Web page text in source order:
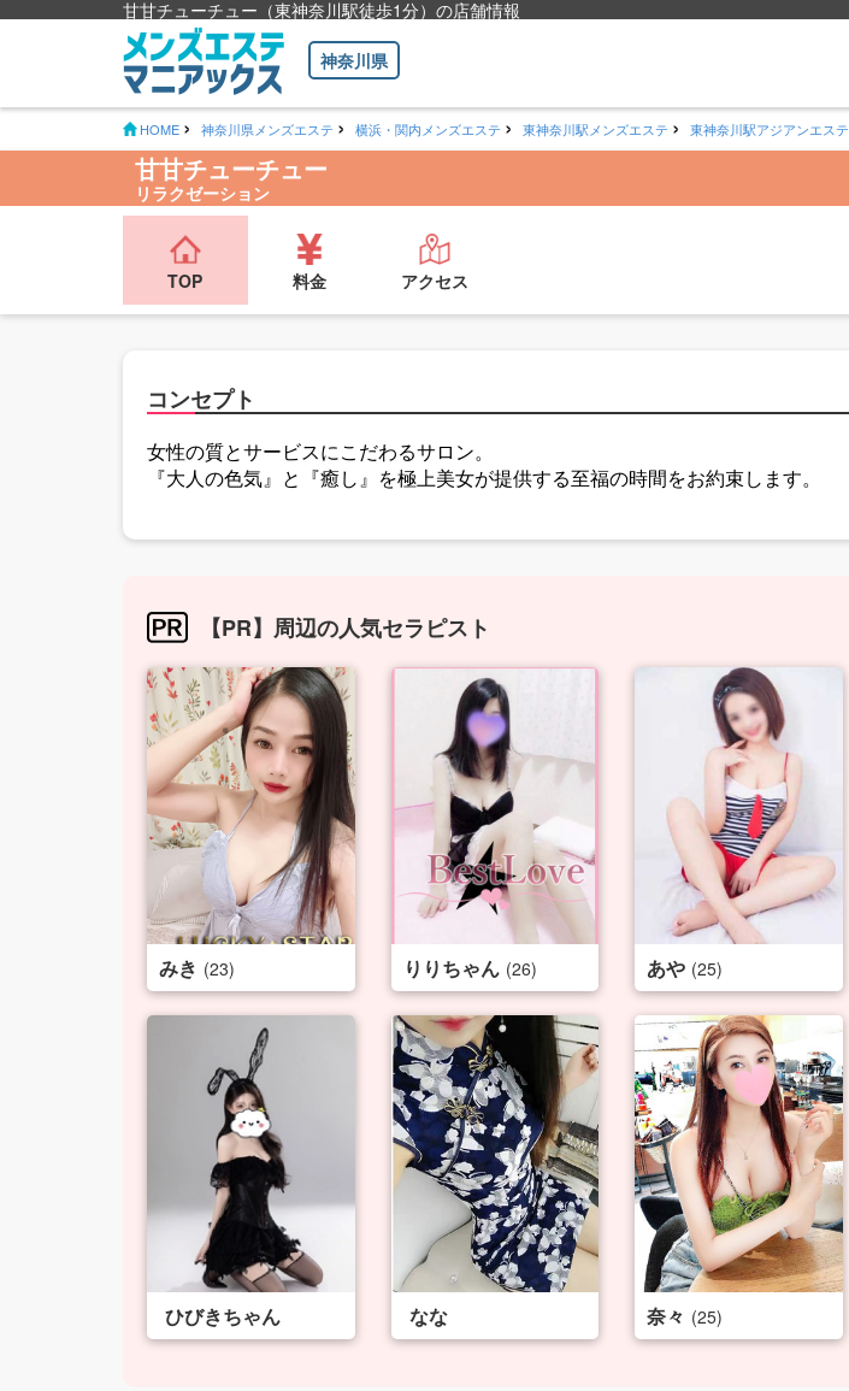
甘甘チューチュー（東神奈川駅徒歩1分）の店舗情報
神奈川県
HOME 神奈川県メンズエステ 横浜・関内メンズエステ 東神奈川駅メンズエステ 東神奈川駅アジアンエステ
甘甘チューチュー
リラクゼーション
TOP 料金 アクセス
コンセプト
女性の質とサービスにこだわるサロン。
『大人の色気』と『癒し』を極上美女が提供する至福の時間をお約束します。
【PR】周辺の人気セラピスト
みき (23) りりちゃん (26) あや (25)
ひびきちゃん なな 奈々 (25)